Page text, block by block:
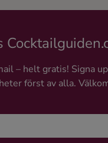
– helt gratis! Signa
först av alla.